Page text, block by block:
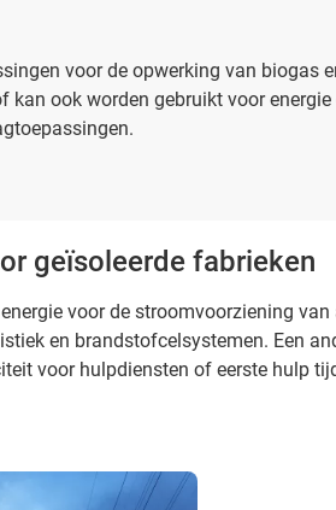
voor de opwerking van biogas
kan ook worden gebruikt voor
geïsoleerde fabrieken
voor de stroomvoorziening
en brandstofcelsystemen. Een
voor hulpdiensten of eerste hulp